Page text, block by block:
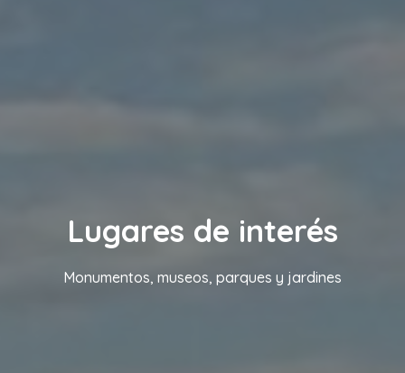
Lugares de interés
Monumentos, museos, parques y jardines